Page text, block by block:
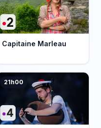
Capitaine Marleau
21h00